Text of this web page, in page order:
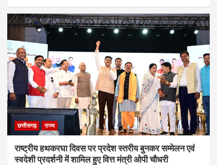
छत्तीसगढ़ राज्य
राष्ट्रीय हथकरघा दिवस पर प्रदेश स्तरीय बुनकर सम्मेलन एवं
स्वदेशी प्रदर्शनी में शामिल हुए वित्त मंत्री ओपी चौधरी